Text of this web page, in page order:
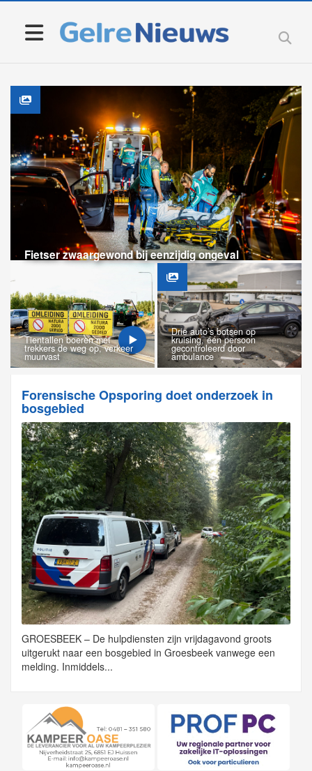
Fietser zwaargewond bij eenzijdig ongeval
Tientallen boeren met
trekkers de weg op, verkeer
muurvast
Drie auto’s botsen op
kruising, één persoon
gecontroleerd door
ambulance
Forensische Opsporing doet onderzoek in
bosgebied
GROESBEEK – De hulpdiensten zijn vrijdagavond groots
uitgerukt naar een bosgebied in Groesbeek vanwege een
melding. Inmiddels...